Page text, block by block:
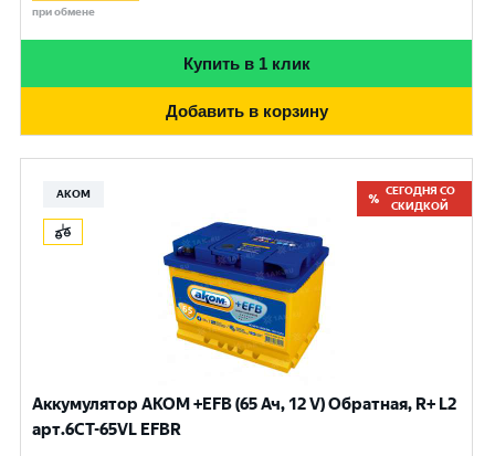
при обмене
Купить в 1 клик
Добавить в корзину
АКОМ
СЕГОДНЯ СО
СКИДКОЙ
Аккумулятор AKOM +EFB (65 Ач, 12 V) Обратная, R+ L2
арт.6CT-65VL EFBR